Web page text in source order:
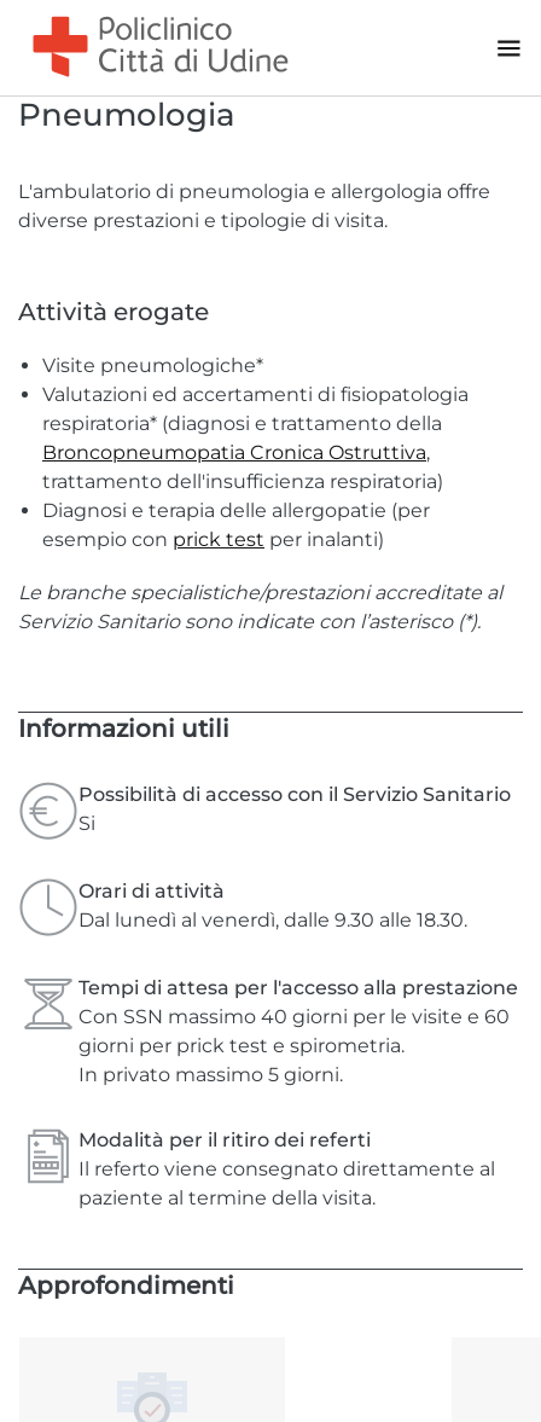
Pneumologia
L'ambulatorio di pneumologia e allergologia offre
diverse prestazioni e tipologie di visita.
Attività erogate
Visite pneumologiche*
Valutazioni ed accertamenti di fisiopatologia
respiratoria* (diagnosi e trattamento della
Broncopneumopatia Cronica Ostruttiva,
trattamento dell'insufficienza respiratoria)
Diagnosi e terapia delle allergopatie (per
esempio con prick test per inalanti)
Le branche specialistiche/prestazioni accreditate al
Servizio Sanitario sono indicate con l’asterisco (*).
Informazioni utili
Possibilità di accesso con il Servizio Sanitario
Si
Orari di attività
Dal lunedì al venerdì, dalle 9.30 alle 18.30.
Tempi di attesa per l'accesso alla prestazione
Con SSN massimo 40 giorni per le visite e 60
giorni per prick test e spirometria.
In privato massimo 5 giorni.
Modalità per il ritiro dei referti
Il referto viene consegnato direttamente al
paziente al termine della visita.
Approfondimenti